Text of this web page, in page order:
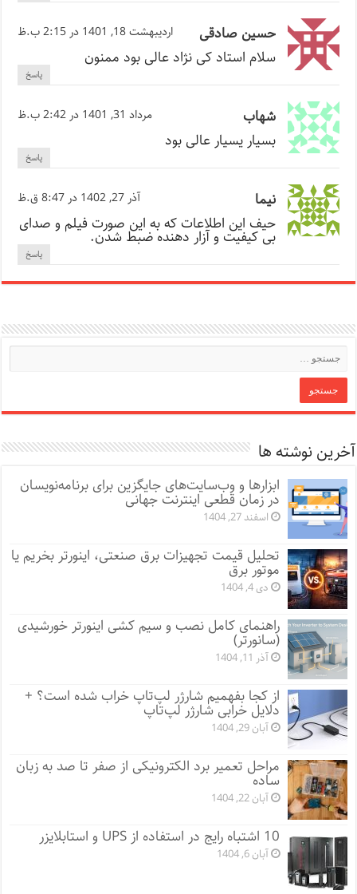
حسین صادقی اردیبهشت 18, 1401 در 2:15 ب.ظ
سلام استاد کی نژاد عالی بود ممنون
پاسخ
شهاب مرداد 31, 1401 در 2:42 ب.ظ
بسیار یسیار عالی بود
پاسخ
نیما آذر 27, 1402 در 8:47 ق.ظ
حیف این اطلاعات که به این صورت فیلم و صدای
بی کیفیت و آزار دهنده ضبط شدن.
پاسخ
آخرین نوشته ها
ابزارها و وب‌سایت‌های جایگزین برای برنامه‌نویسان
در زمان قطعی اینترنت جهانی
اسفند 27, 1404
تحلیل قیمت تجهیزات برق صنعتی، اینورتر بخریم یا
موتور برق
دی 4, 1404
راهنمای کامل نصب و سیم کشی اینورتر خورشیدی
(سانورتر)
آذر 11, 1404
از کجا بفهمیم شارژر لپ‌تاپ خراب شده است؟ +
دلایل خرابی شارژر لپ‌تاپ
آبان 29, 1404
مراحل تعمیر برد الکترونیکی از صفر تا صد به زبان
ساده
آبان 22, 1404
10 اشتباه رایج در استفاده از UPS و استابلایزر
آبان 6, 1404